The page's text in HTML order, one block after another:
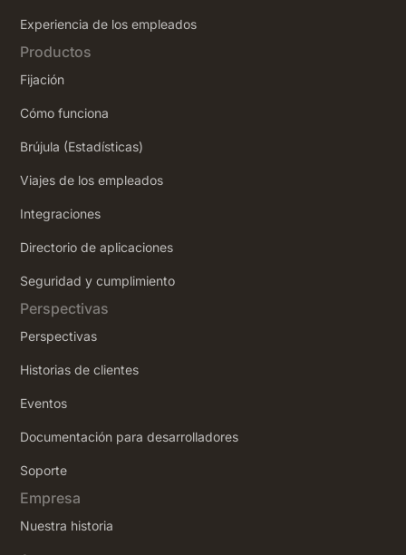
‍Experiencia de los empleados
Productos
Fijación
Cómo funciona
Brújula (Estadísticas)
Viajes de los empleados
Integraciones
Directorio de aplicaciones
Seguridad y cumplimiento
Perspectivas
Perspectivas
Historias de clientes
Eventos
Documentación para desarrolladores
Soporte
Empresa
Nuestra historia